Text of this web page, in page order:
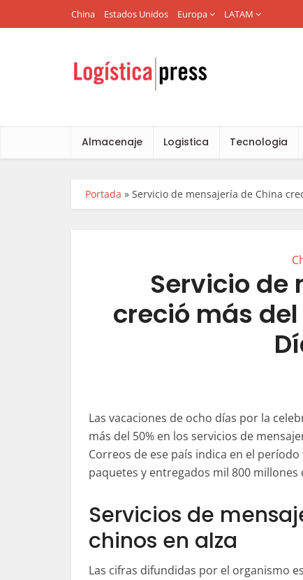
China Estados Unidos Europa LATAM
Almacenaje Logistica Tecnologia
Portada » Servicio de mensajería de China
Servicio de
creció más
Las vacaciones de ocho días por la
más del 50% en los servicios de
Correos de ese país indica en el
paquetes y entregados mil 800 millones
Servicios de
chinos en alza
Las cifras difundidas por el organismo